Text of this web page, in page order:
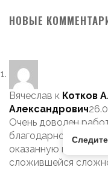
НОВЫЕ
Вячеслав к Котков
Александрович
Очень доволен
благодарность
оказанную помощь
сложившейся